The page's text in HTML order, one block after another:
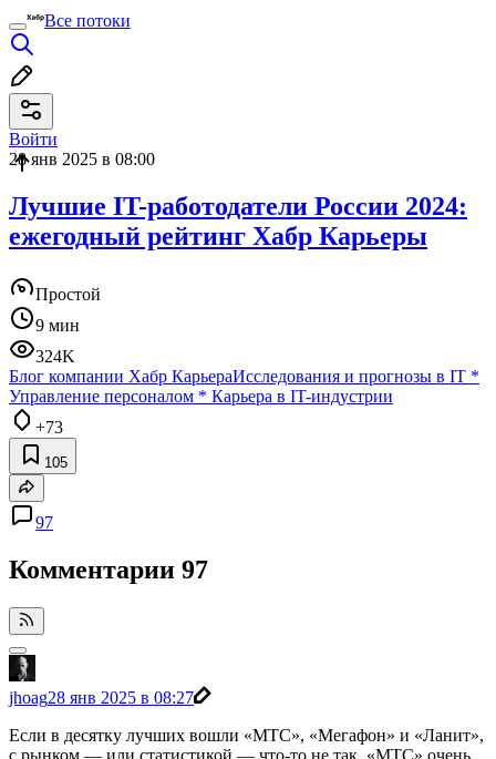
Все потоки
Войти
28 янв 2025 в 08:00
Лучшие IT-работодатели России 2024:
ежегодный рейтинг Хабр Карьеры
Простой
9 мин
324K
Блог компании Хабр КарьераИсследования и прогнозы в IT *
Управление персоналом * Карьера в IT-индустрии
+73
105
97
Комментарии 97
jhoag28 янв 2025 в 08:27
Если в десятку лучших вошли «МТС», «Мегафон» и «Ланит»,
с рынком — или статистикой — что-то не так. «МТС» очень